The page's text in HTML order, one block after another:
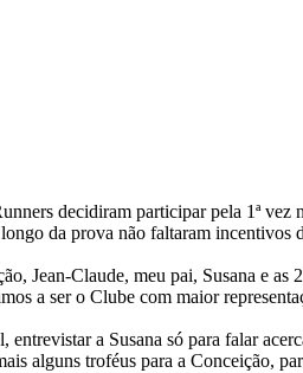
decidiram participar pela 1ª
da prova não faltaram
Jean-Claude, meu pai, Susana e as
a ser o Clube com maior
a Susana só para falar
alguns troféus para a Conceição,